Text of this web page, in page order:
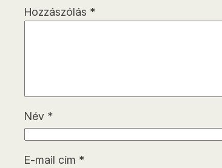
Hozzászólás *
Név *
E-mail cím *